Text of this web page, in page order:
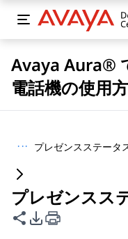
Avaya Aura®
電話機の使用
··· プレゼンスステータ
プレゼンスス
このページを共有
PDFエクスポート